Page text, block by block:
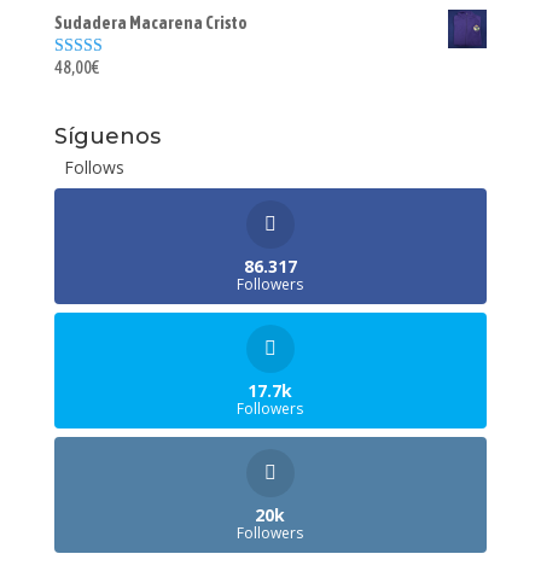
Sudadera Macarena Cristo
Valorado con
48,00€
Síguenos
Follows
86.317
Followers
17.7k
Followers
20k
Followers